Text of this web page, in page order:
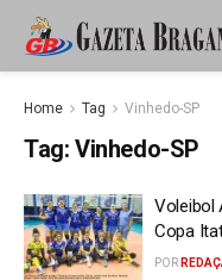
Home Tag Vinhedo-SP
Tag: Vinhedo-SP
Voleibol
Copa
POR